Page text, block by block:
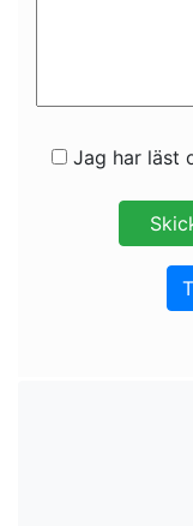
Jag har läst